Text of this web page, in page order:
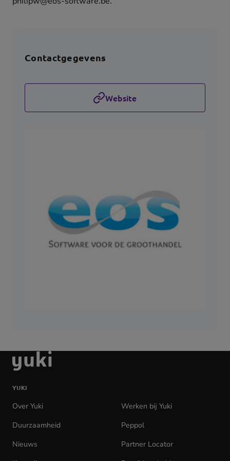
Contactgegevens
Website
Ga
naar
homepage
YUKI
Over Yuki Werken bij Yuki
Duurzaamheid
Peppol
Nieuws
Partner Locator